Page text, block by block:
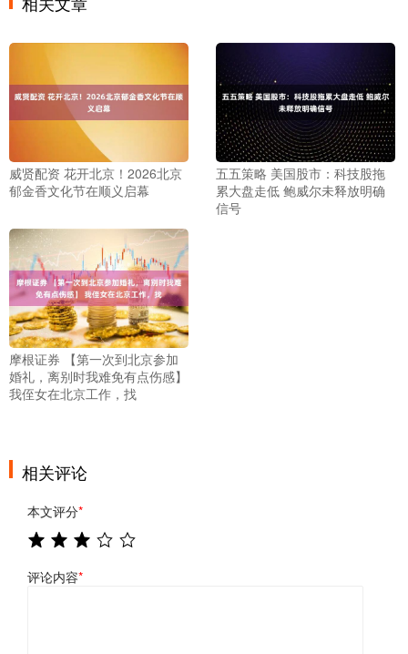
威贤配资 花开北京！2026北京
郁金香文化节在顺义启幕
五五策略 美国股市：科技股拖
累大盘走低 鲍威尔未释放明确
信号
摩根证券 【第一次到北京参加
婚礼，离别时我难免有点伤感】
我侄女在北京工作，找
相关评论
本文评分*
评论内容*